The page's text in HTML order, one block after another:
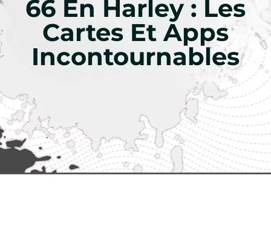
66 En Harley : Les
Cartes Et Apps
Incontournables